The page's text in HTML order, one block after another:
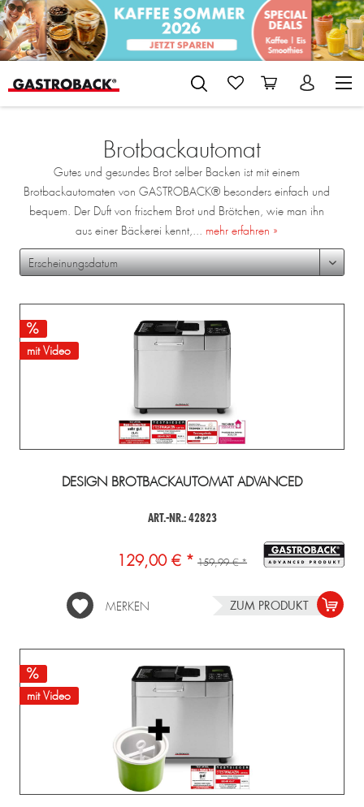
Brotbackautomat
Gutes und gesundes Brot selber Backen ist mit einem
Brotbackautomaten von GASTROBACK® besonders einfach und
bequem. Der Duft von frischem Brot und Brötchen, wie man ihn
aus einer Bäckerei kennt,... mehr erfahren »
mit Video
DESIGN BROTBACKAUTOMAT ADVANCED
ART.-NR.: 42823
129,00 € * 159,99 € *
MERKEN ZUM PRODUKT
mit Video